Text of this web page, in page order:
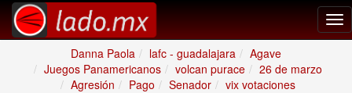
Danna Paola
lafc - guadalajara
Agave
Juegos Panamericanos
volcan purace
26 de marzo
Agresión
Pago Senador vix votaciones